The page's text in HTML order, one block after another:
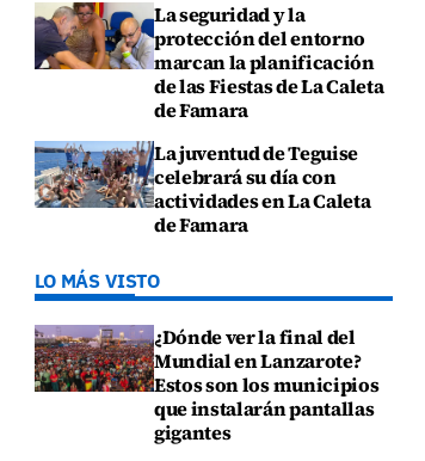
La seguridad y la
protección del entorno
marcan la planificación
de las Fiestas de La Caleta
de Famara
La juventud de Teguise
celebrará su día con
actividades en La Caleta
de Famara
LO MÁS VISTO
¿Dónde ver la final del
Mundial en Lanzarote?
Estos son los municipios
que instalarán pantallas
gigantes